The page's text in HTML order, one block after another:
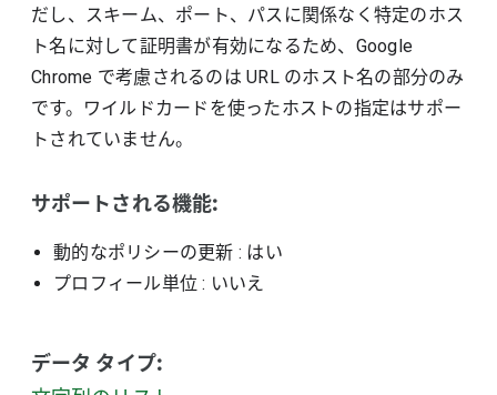
だし、スキーム、ポート、パスに関係なく特定のホス
ト名に対して証明書が有効になるため、Google
Chrome で考慮されるのは URL のホスト名の部分のみ
です。ワイルドカードを使ったホストの指定はサポー
トされていません。
サポートされる機能:
動的なポリシーの更新 : はい
プロフィール単位 : いいえ
データ タイプ: